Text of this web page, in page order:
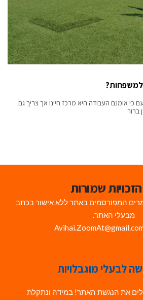
למשפחות?
כי אומנם העבודה היא מרכז חיינו אך צריך גם
שמורות
המפורסמים באתר ללא אישור בכתב
מבעלי האתר.
לבעלי מוגבלויות
את הנגשת האתר! במידה ונתקלת